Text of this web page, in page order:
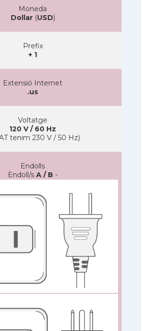
Moneda
Dollar(USD)
Prefix
+ 1
Extensió Internet
.us
Voltatge
120 V / 60 Hz
tenim 230 V / 50 Hz)
Endolls
Endoll/s A / B -